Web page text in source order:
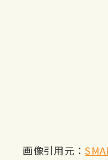
画像引用元：